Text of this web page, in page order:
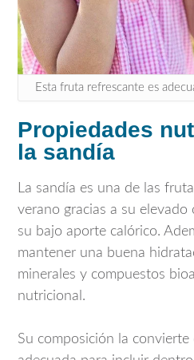
Esta fruta refrescante es
Propiedades
la sandía
La sandía es una de las
verano gracias a su
su bajo aporte calórico.
mantener una buena
minerales y compuestos
nutricional.
Su composición la